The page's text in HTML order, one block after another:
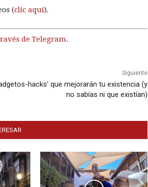
(clic aquí).
de Telegram.
Siguiente
hacks’ que mejorarán tu existencia (y
no sabías ni que existían)